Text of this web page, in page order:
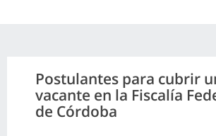
Postulantes para cubrir
vacante en la Fiscalía
de Córdoba